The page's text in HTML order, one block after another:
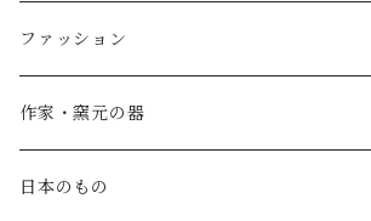
ファッション
SALE
atelier naruse
作家・窯元の器
矢島操(器)
日本のもの